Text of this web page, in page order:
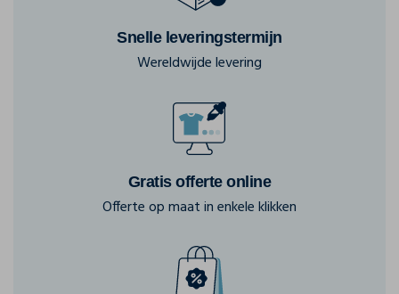
Snelle leveringstermijn
Wereldwijde levering
Gratis offerte online
Offerte op maat in enkele klikken